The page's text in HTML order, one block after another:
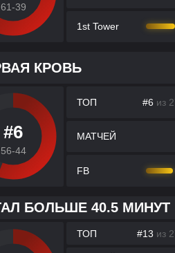
61-39
1st Tower
#6
56-44
КРОВЬ
ТОП #6 из
МАТЧЕЙ
FB
БОЛЬШЕ 40.5 МИНУТ
ТОП #13 из